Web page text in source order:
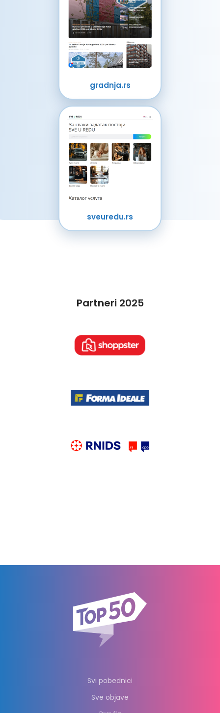
gradnja.rs
sveuredu.rs
Partneri 2025
Svi pobednici
Sve objave